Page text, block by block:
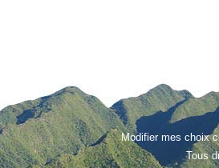
Modifier mes choix
Tous